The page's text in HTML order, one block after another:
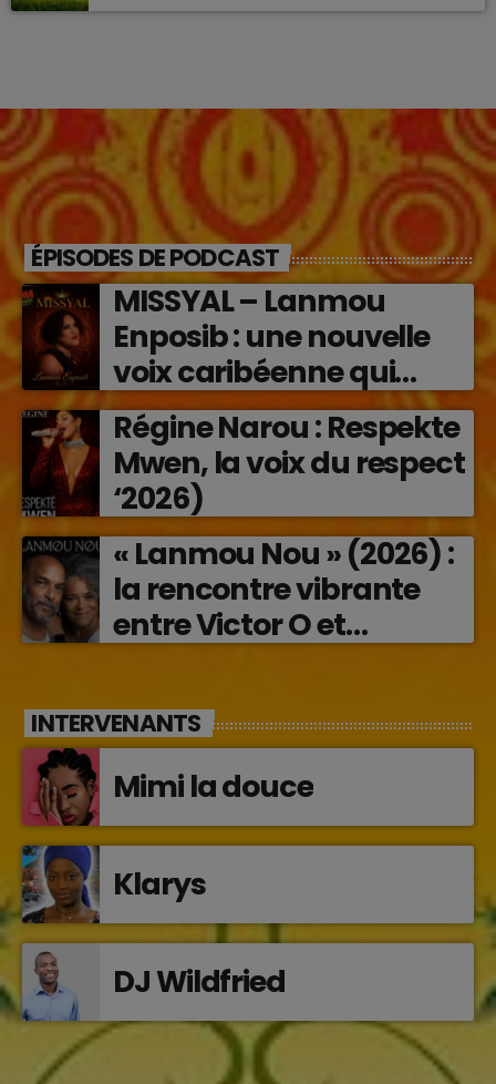
ÉPISODES DE PODCAST
MISSYAL – Lanmou
Enposib : une nouvelle
voix caribéenne qui
transforme les émotions
en musique (2026)
Régine Narou : Respekte
Mwen, la voix du respect
‘2026)
« Lanmou Nou » (2026) :
la rencontre vibrante
entre Victor O et
INTERVENANTS
Mimi la douce
Klarys
DJ Wildfried